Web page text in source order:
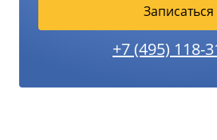
Записаться
+7 (495) 118-